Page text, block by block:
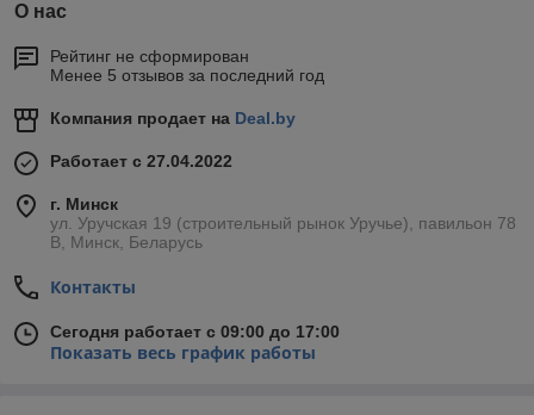
О нас
Рейтинг не сформирован
Менее 5 отзывов за последний год
Компания продает на Deal.by
Работает с 27.04.2022
г. Минск
ул. Уручская 19 (строительный рынок Уручье), павильон 78
В, Минск, Беларусь
Контакты
Сегодня работает с 09:00 до 17:00
Показать весь график работы